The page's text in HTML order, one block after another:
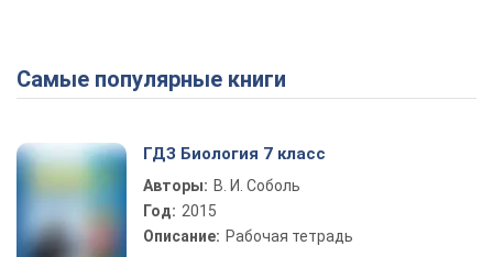
Play Video
Самые популярные книги
ГДЗ Биология 7 класс
Авторы: В. И. Соболь
Год: 2015
Описание: Рабочая тетрадь